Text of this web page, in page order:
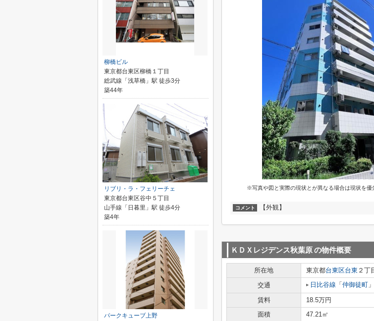
※写真や図と実際の現状とが異なる場合は現状を優
コメント 【外観】
ＫＤＸレジデンス秋葉原 の物件概要
所在地 東京都台東区台東 ２丁
交通
日比谷線 「 仲御徒町
賃料 18.5万円
面積
47.21㎡
柳橋ビル
東京都台東区柳橋１丁目
総武線「浅草橋」駅 徒歩3分
築44年
リブリ・ラ・フェリーチェ
東京都台東区谷中５丁目
山手線「日暮里」駅 徒歩4分
築4年
パークキューブ上野